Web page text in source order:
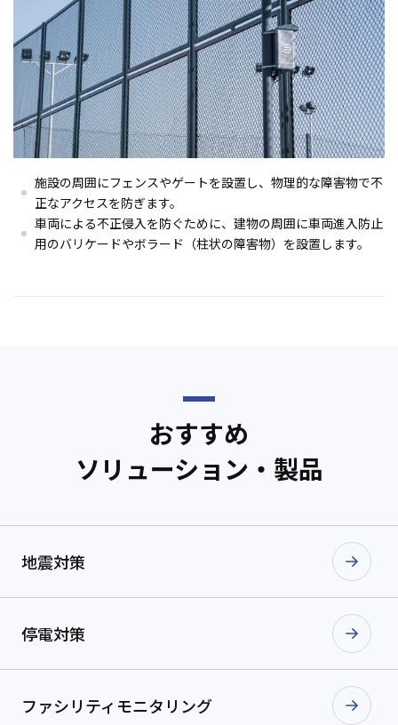
施設の周囲にフェンスやゲートを設置し、物理的な障害物で不
正なアクセスを防ぎます。
車両による不正侵入を防ぐために、建物の周囲に車両進入防止
用のバリケードやボラード（柱状の障害物）を設置します。
おすすめ
ソリューション・製品
地震対策
停電対策
ファシリティ モニタリング